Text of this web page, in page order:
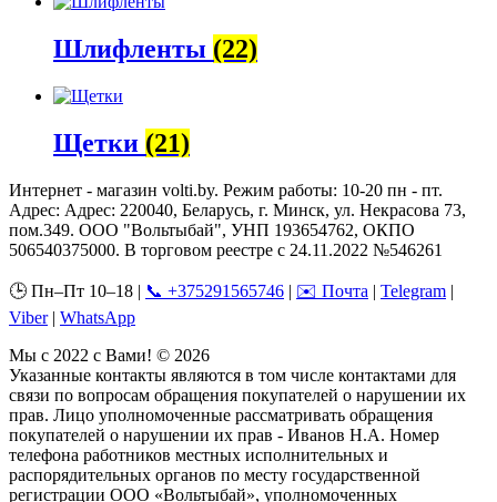
Шлифленты (22)
Щетки (21)
Интернет - магазин volti.by. Режим работы: 10-20 пн - пт.
Адрес: Адрес: 220040, Беларусь, г. Минск, ул. Некрасова 73,
пом.349. ООО "Вольтыбай", УНП 193654762, ОКПО
506540375000. В торговом реестре с 24.11.2022 №546261
🕒 Пн–Пт 10–18 | 📞 +375291565746 | ✉️ Почта | Telegram |
Viber| WhatsApp
Мы с 2022 с Вами! © 2026
Указанные контакты являются в том числе контактами для
связи по вопросам обращения покупателей о нарушении их
прав. Лицо уполномоченные рассматривать обращения
покупателей о нарушении их прав - Иванов Н.А. Номер
телефона работников местных исполнительных и
распорядительных органов по месту государственной
регистрации ООО «Вольтыбай», уполномоченных